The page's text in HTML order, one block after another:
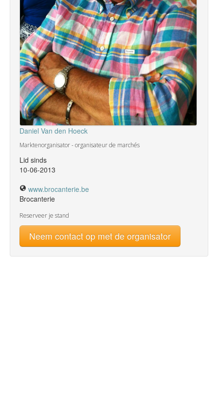
Daniel Van den Hoeck
Marktenorganisator - organisateur de marchés
Lid sinds
10-06-2013
www.brocanterie.be
Brocanterie
Reserveer je stand
Neem contact op met de organisator